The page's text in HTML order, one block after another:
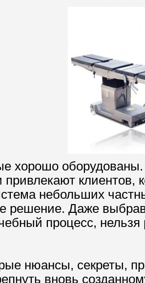
хорошо
привлекают клиентов,
небольших
решение. Даже
процесс, нельзя
нюансы, секреты,
вновь